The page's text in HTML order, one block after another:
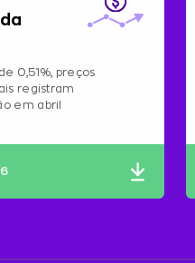
0,51%, preços
registram
em abril